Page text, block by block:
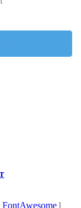
FontAwesome |